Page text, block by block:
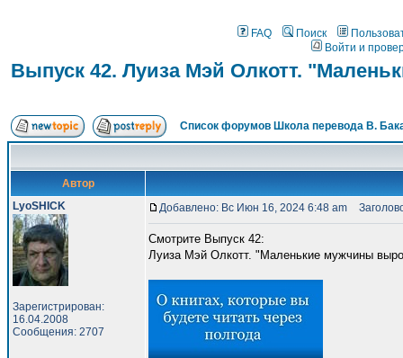
FAQ Поиск
Войти и
Выпуск 42. Луиза Мэй Олкотт.
Список форумов Школа перевода В.
Автор
LyoSHICK
Зарегистрирован:
16.04.2008
Сообщения: 2707
Добавлено: Вс Июн 16, 2024 6:48 am
Смотрите Выпуск 42:
Луиза Мэй Олкотт. "Маленькие мужчины